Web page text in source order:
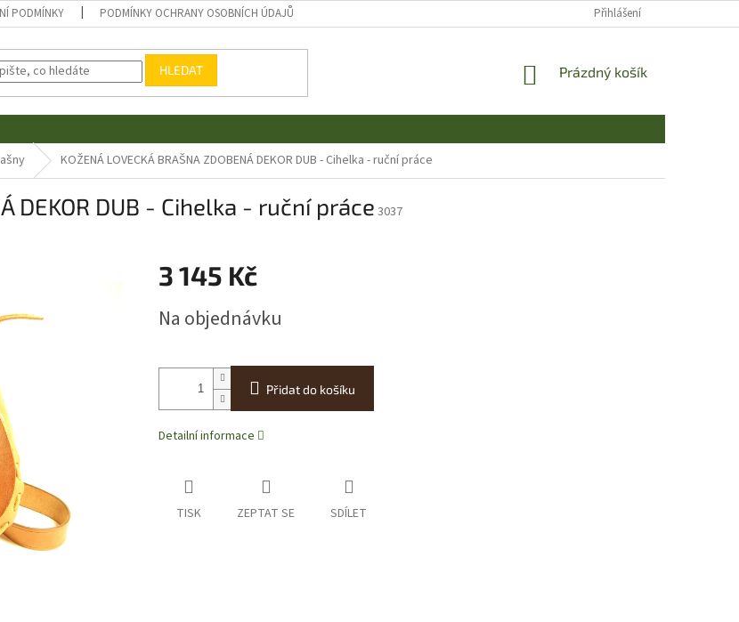
PODMÍNKY PODMÍNKY OCHRANY OSOBNÍCH ÚDAJŮ Přihlášení
HLEDAT
NÁKUPNÍ
Prázdný košík
KOŽENÁ LOVECKÁ BRAŠNA ZDOBENÁ DEKOR DUB - Cihelka - ruční práce
DEKOR DUB - Cihelka - ruční práce 3037
3 145 Kč
cena:
Na objednávku
Přidat do košíku
Detailní informace
TISK ZEPTAT SE SDÍLET